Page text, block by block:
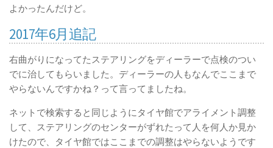
よかったんだけど。
2017年6月追記
右曲がりになってたステアリングをディーラーで点検のつい
でに治してもらいました。ディーラーの人もなんでここまで
やらないんですかね？って言ってましたね。
ネットで検索すると同じようにタイヤ館でアライメント調整
して、ステアリングのセンターがずれたって人を何人か見か
けたので、タイヤ館ではここまでの調整はやらないようです